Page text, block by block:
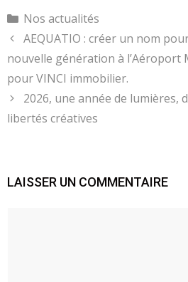
Catégories
Nos actualités
AEQUATIO : créer un nom
nouvelle génération à l’Aéroport
pour VINCI immobilier.
2026, une année de lumières,
libertés créatives
LAISSER UN COMMENTAIRE